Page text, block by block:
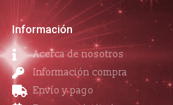
Información
Acerca de nosotros
Información compra
Envío y pago